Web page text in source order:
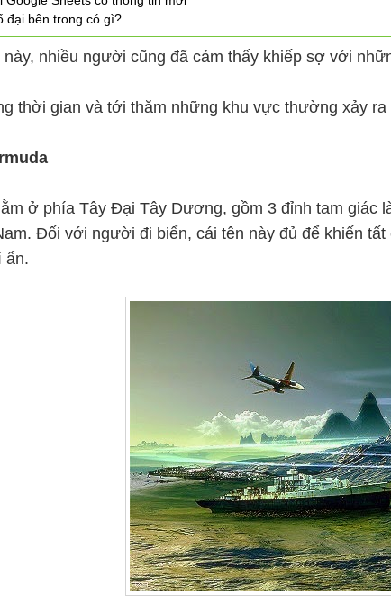
đại bên trong có gì?
nhiều người cũng đã cảm thấy khiếp sợ với
thời gian và tới thăm những khu vực thường xảy
ở phía Tây Đại Tây Dương, gồm 3 đỉnh tam
Đối với người đi biển, cái tên này đủ để khiến
ẩn.